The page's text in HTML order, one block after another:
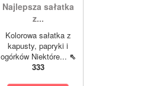
Najlepsza sałatka
z...
Kolorowa sałatka z
kapusty, papryki i
ogórków Niektóre... ⇖
333